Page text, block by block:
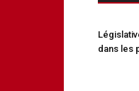
dans les